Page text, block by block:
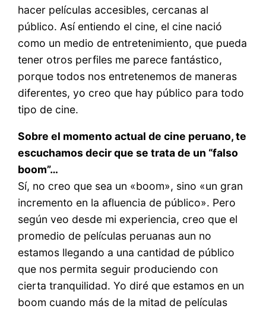
hacer películas accesibles, cercanas al
público. Así entiendo el cine, el cine nació
como un medio de entretenimiento, que pueda
tener otros perfiles me parece fantástico,
porque todos nos entretenemos de maneras
diferentes, yo creo que hay público para todo
tipo de cine.
Sobre el momento actual de cine peruano, te
escuchamos decir que se trata de un “falso
boom”…
Sí, no creo que sea un «boom», sino «un gran
incremento en la afluencia de público». Pero
según veo desde mi experiencia, creo que el
promedio de películas peruanas aun no
estamos llegando a una cantidad de público
que nos permita seguir produciendo con
cierta tranquilidad. Yo diré que estamos en un
boom cuando más de la mitad de películas